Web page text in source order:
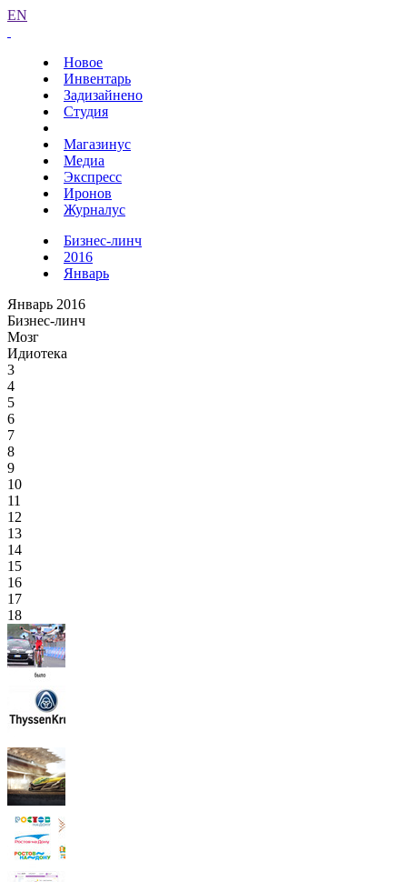
EN
Новое
Инвентарь
Задизайнено
Студия
Магазинус
Медиа
Экспресс
Иронов
Журналус
Бизнес-линч
2016
Январь
Январь 2016
Бизнес-линч
Мозг
Идиотека
3
4
5
6
7
8
9
10
11
12
13
14
15
16
17
18